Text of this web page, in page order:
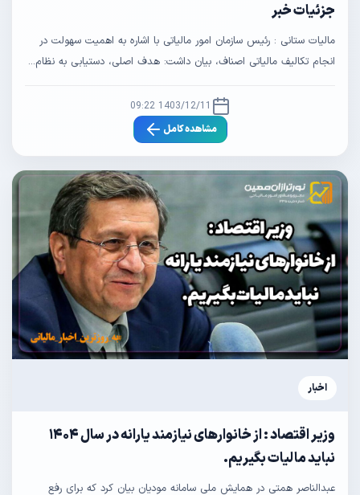
جزئیات خبر
مالیات‌ ستانی : رئیس سازمان امور مالیاتی با اشاره به اهمیت سهولت در
انجام تکالیف مالیاتی اصناف، بیان داشت: هدف اصلی، دستیابی به نظام...
1403/12/11 09:22
مشاهده کامل
اخبار
وزیر اقتصاد : از خانوار‌های نیازمند یارانه در سال ۱۴۰۴
نباید مالیات بگیریم.
عبدالناصر همتی در همایش ملی سامانه مودیان بیان کرد که برای رفع